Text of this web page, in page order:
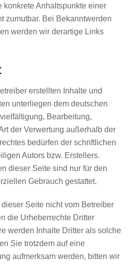
konkrete Anhaltspunkte einer
zumutbar. Bei Bekanntwerden
werden wir derartige Links
erstellten Inhalte und
unterliegen dem deutschen
Bearbeitung,
der Verwertung außerhalb der
bedürfen der schriftlichen
Autors bzw. Erstellers.
dieser Seite sind nur für den
Gebrauch gestattet.
Seite nicht vom Betreiber
die Urheberrechte Dritter
werden Inhalte Dritter als solche
Sie trotzdem auf eine
aufmerksam werden, bitten wir